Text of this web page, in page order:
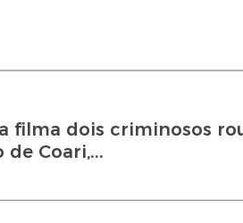
filma dois criminosos
Coari,...